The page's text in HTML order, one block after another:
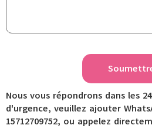
Nous vous répondrons dans les
d'urgence, veuillez ajouter
15712709752, ou appelez